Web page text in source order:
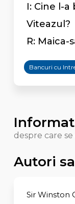
I: Cine l-
Viteazul?
R: Maica-
Bancuri cu
despre care
Autori
Sir Winston